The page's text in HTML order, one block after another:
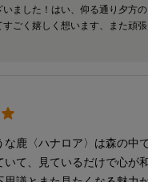
いました！はい、仰る通り夕方
すごく嬉しく想います、また頑
な鹿〈ハナロア〉は森の中
て、見ているだけで心が